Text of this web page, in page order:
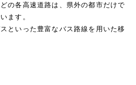
の各高速道路は、県外の都市だけで
ます。
といった豊富なバス路線を用いた移